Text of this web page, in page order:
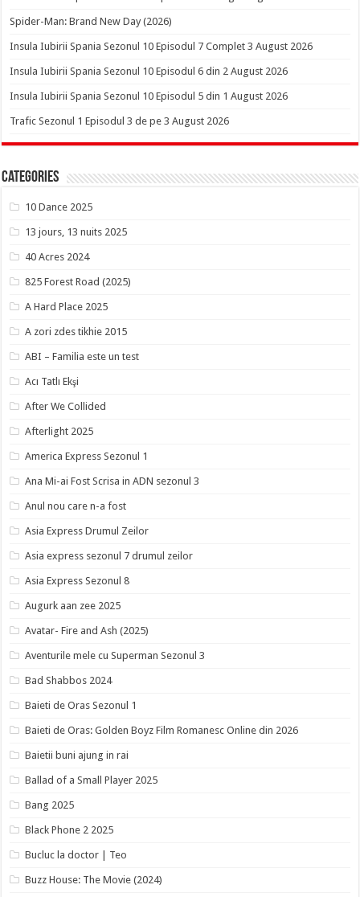
Spider-Man: Brand New Day (2026)
Insula Iubirii Spania Sezonul 10 Episodul 7 Complet 3 August 2026
Insula Iubirii Spania Sezonul 10 Episodul 6 din 2 August 2026
Insula Iubirii Spania Sezonul 10 Episodul 5 din 1 August 2026
Trafic Sezonul 1 Episodul 3 de pe 3 August 2026
Categories
10 Dance 2025
13 jours, 13 nuits 2025
40 Acres 2024
825 Forest Road (2025)
A Hard Place 2025
A zori zdes tikhie 2015
ABI – Familia este un test
Acı Tatlı Ekşi
After We Collided
Afterlight 2025
America Express Sezonul 1
Ana Mi-ai Fost Scrisa in ADN sezonul 3
Anul nou care n-a fost
Asia Express Drumul Zeilor
Asia express sezonul 7 drumul zeilor
Asia Express Sezonul 8
Augurk aan zee 2025
Avatar- Fire and Ash (2025)
Aventurile mele cu Superman Sezonul 3
Bad Shabbos 2024
Baieti de Oras Sezonul 1
Baieti de Oras: Golden Boyz Film Romanesc Online din 2026
Baietii buni ajung in rai
Ballad of a Small Player 2025
Bang 2025
Black Phone 2 2025
Bucluc la doctor | Teo
Buzz House: The Movie (2024)